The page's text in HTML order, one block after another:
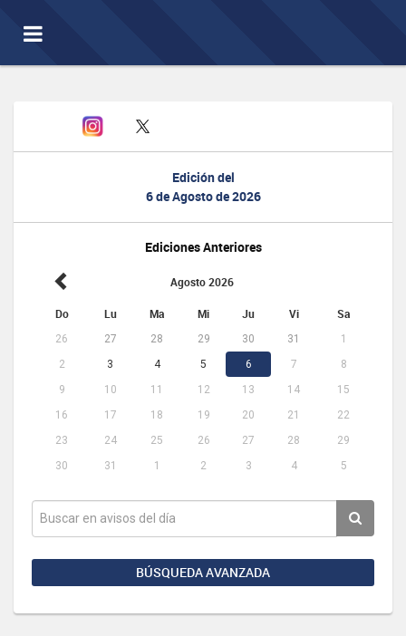
Toggle
navigation
Edición del
6 de Agosto de 2026
Ediciones Anteriores
Agosto 2026
Do Lu Ma Mi Ju Vi Sa
26 27 28 29 30 31
1
2
3 4 5 6 7
8
9
10 11 12 13 14
15
16
17 18 19 20 21
22
23
24 25 26 27 28
29
30
31 1 2 3 4 5
BÚSQUEDA AVANZADA